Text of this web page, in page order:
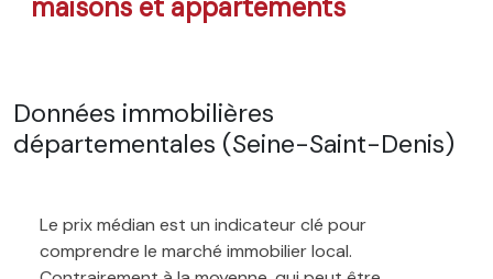
maisons et appartements
Données immobilières
départementales (Seine-Saint-Denis)
Le prix médian est un indicateur clé pour
comprendre le marché immobilier local.